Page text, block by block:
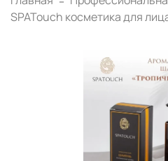
SPATouch косметика для